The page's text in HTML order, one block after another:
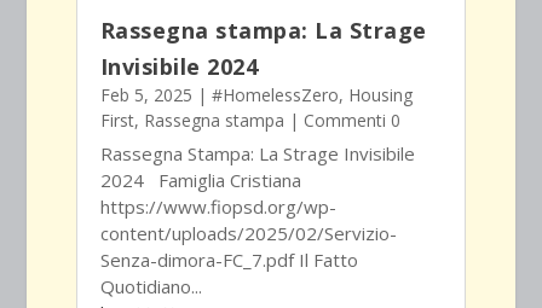
Rassegna stampa: La Strage
Invisibile 2024
Feb 5, 2025 | #HomelessZero, Housing
First, Rassegna stampa | Commenti 0
Rassegna Stampa: La Strage Invisibile
2024 Famiglia Cristiana
https://www.fiopsd.org/wp-
content/uploads/2025/02/Servizio-
Senza-dimora-FC_7.pdf Il Fatto
Quotidiano...